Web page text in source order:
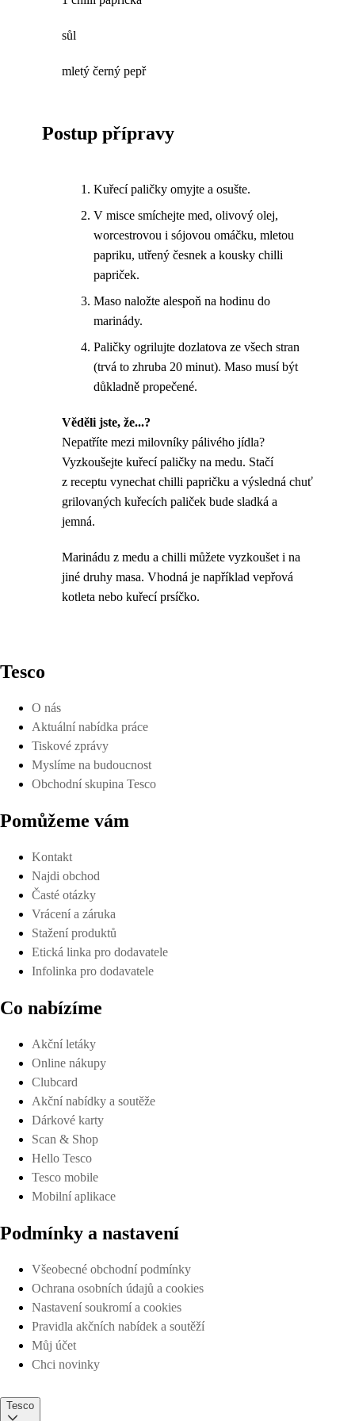
sůl
mletý černý pepř
Postup přípravy
Kuřecí paličky omyjte a osušte.
V misce smíchejte med, olivový olej,
worcestrovou i sójovou omáčku, mletou
papriku, utřený česnek a kousky chilli
papriček.
Maso naložte alespoň na hodinu do
marinády.
Paličky ogrilujte dozlatova ze všech stran
(trvá to zhruba 20 minut). Maso musí být
důkladně propečené.
Věděli jste, že...?
Nepatříte mezi milovníky pálivého jídla?
Vyzkoušejte kuřecí paličky na medu. Stačí
z receptu vynechat chilli papričku a výsledná chuť
grilovaných kuřecích paliček bude sladká a
jemná.
Marinádu z medu a chilli můžete vyzkoušet i na
jiné druhy masa. Vhodná je například vepřová
kotleta nebo kuřecí prsíčko.
Tesco
O nás
Aktuální nabídka práce
Tiskové zprávy
Myslíme na budoucnost
Obchodní skupina Tesco
Pomůžeme vám
Kontakt
Najdi obchod
Časté otázky
Vrácení a záruka
Stažení produktů
Etická linka pro dodavatele
Infolinka pro dodavatele
Co nabízíme
Akční letáky
Online nákupy
Clubcard
Akční nabídky a soutěže
Dárkové karty
Scan & Shop
Hello Tesco
Tesco mobile
Mobilní aplikace
Podmínky a nastavení
Všeobecné obchodní podmínky
Ochrana osobních údajů a cookies
Nastavení soukromí a cookies
Pravidla akčních nabídek a soutěží
Můj účet
Chci novinky
Tesco